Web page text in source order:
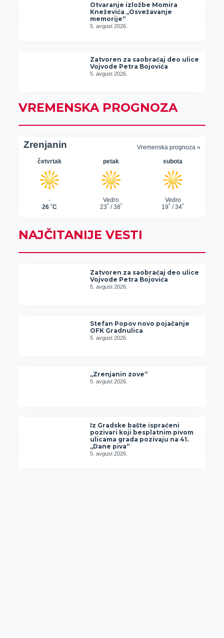
Otvaranje izložbe Momira
Kneževića „Osvežavanje
memorije“
5. avgust 2026.
Zatvoren za saobraćaj deo ulice
Vojvode Petra Bojovića
5. avgust 2026.
VREMENSKA PROGNOZA
NAJČITANIJE VESTI
Zatvoren za saobraćaj deo ulice
Vojvode Petra Bojovića
5. avgust 2026.
Stefan Popov novo pojačanje
OFK Gradnulica
5. avgust 2026.
„Zrenjanin zove“
5. avgust 2026.
Iz Gradske bašte ispraćeni
pozivari koji besplatnim pivom
ulicama grada pozivaju na 41.
„Dane piva“
5. avgust 2026.